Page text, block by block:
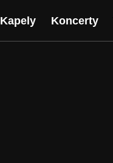
Kapely Koncerty